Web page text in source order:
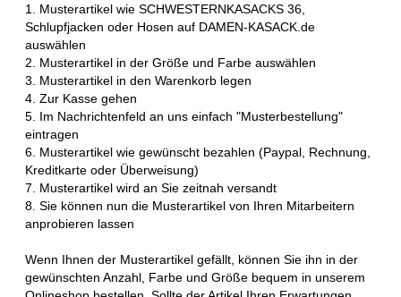
1. Musterartikel wie SCHWESTERNKASACKS 36,
Schlupfjacken oder Hosen auf DAMEN-KASACK.de
auswählen
2. Musterartikel in der Größe und Farbe auswählen
3. Musterartikel in den Warenkorb legen
4. Zur Kasse gehen
5. Im Nachrichtenfeld an uns einfach "Musterbestellung"
eintragen
6. Musterartikel wie gewünscht bezahlen (Paypal, Rechnung,
Kreditkarte oder Überweisung)
7. Musterartikel wird an Sie zeitnah versandt
8. Sie können nun die Musterartikel von Ihren Mitarbeitern
anprobieren lassen
Wenn Ihnen der Musterartikel gefällt, können Sie ihn in der
gewünschten Anzahl, Farbe und Größe bequem in unserem